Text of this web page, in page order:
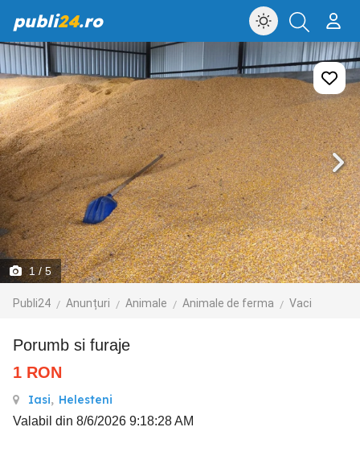
publi24.ro
1/ 5
Publi24 Anunțuri Animale Animale de ferma Vaci
Porumb si furaje
1 RON
Iasi, Helesteni
Valabil din 8/6/2026 9:18:28 AM